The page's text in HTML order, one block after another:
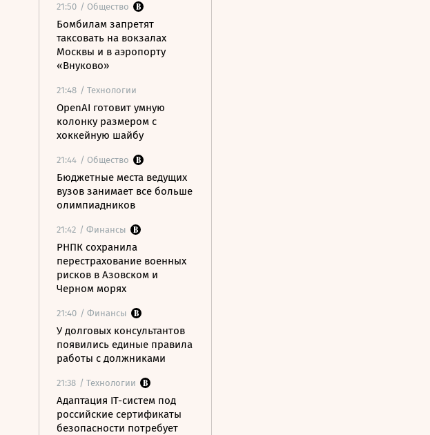
21:50 / Общество
Бомбилам запретят
таксовать на вокзалах
Москвы и в аэропорту
«Внуково»
21:48 / Технологии
OpenAI готовит умную
колонку размером с
хоккейную шайбу
21:44 / Общество
Бюджетные места ведущих
вузов занимает все больше
олимпиадников
21:42 / Финансы
РНПК сохранила
перестрахование военных
рисков в Азовском и
Черном морях
21:40 / Финансы
У долговых консультантов
появились единые правила
работы с должниками
21:38 / Технологии
Адаптация IT-систем под
российские сертификаты
безопасности потребует